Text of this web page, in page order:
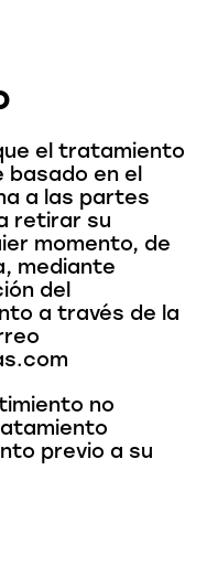
el tratamiento
en el
a las partes
retirar su
momento, de
mediante
del
a través de la
no
previo a su